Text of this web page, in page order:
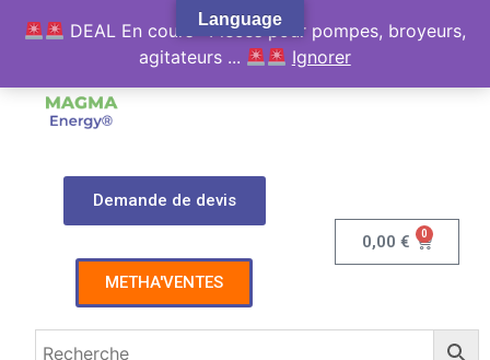
Demande de devis
METHA'VENTES
0,00€ 0
Language
DEAL En cours : Pièces pour pompes, broyeurs,
agitateurs ...
Ignorer